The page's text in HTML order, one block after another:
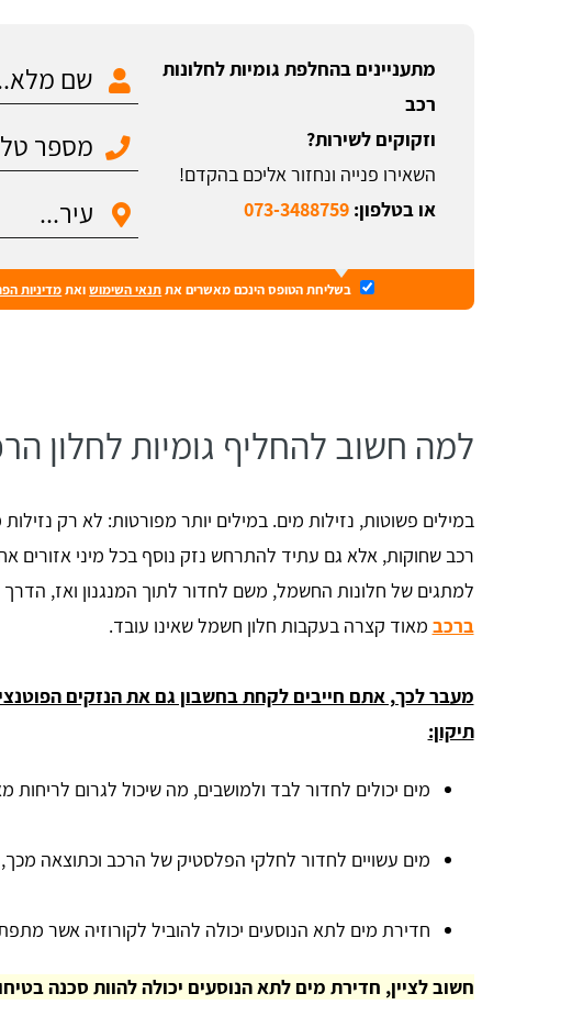
מתעניינים בהחלפת גומיות לחלונות
רכב
וזקוקים לשירות?
השאירו פנייה ונחזור אליכם בהקדם!
או בטלפון:073-3488759
בשליחת הטופס הינכם מאשרים אתתנאי השימושואתמדיניות
למה חשוב להחליף גומיות לחלון
במילים פשוטות, נזילות מים. במילים יותר מפורטות: לא רק
רכב שחוקות, אלא גם עתיד להתרחש נזק נוסף בכל מיני אזורים
למתגים של חלונות החשמל, משם לחדור לתוך המנגנון ואז,
ברכב מאוד קצרה בעקבות חלון חשמל שאינו עובד.
מעבר לכך, אתם חייבים לקחת בחשבון גם את הנזקים
תיקון:
מים יכולים לחדור לבד ולמושבים, מה שיכול לגרום לריחות
מים עשויים לחדור לחלקי הפלסטיק של הרכב וכתוצאה
חדירת מים לתא הנוסעים יכולה להוביל לקורוזיה אשר
חשוב לציין, חדירת מים לתא הנוסעים יכולה להוות סכנה